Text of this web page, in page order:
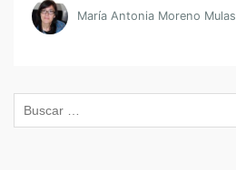
María Antonia Moreno Mulas